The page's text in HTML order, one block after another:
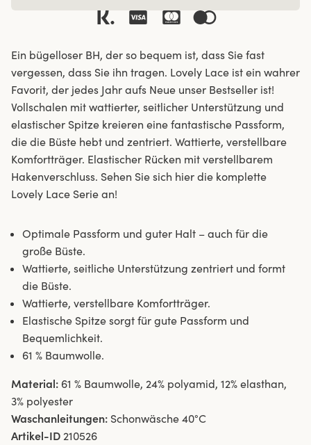
Ein bügelloser BH, der so bequem ist, dass Sie fast
vergessen, dass Sie ihn tragen. Lovely Lace ist ein wahrer
Favorit, der jedes Jahr aufs Neue unser Bestseller ist!
Vollschalen mit wattierter, seitlicher Unterstützung und
elastischer Spitze kreieren eine fantastische Passform,
die die Büste hebt und zentriert. Wattierte, verstellbare
Komfortträger. Elastischer Rücken mit verstellbarem
Hakenverschluss. Sehen Sie sich hier die komplette
Lovely Lace Serie an!
Optimale Passform und guter Halt – auch für die
große Büste.
Wattierte, seitliche Unterstützung zentriert und formt
die Büste.
Wattierte, verstellbare Komfortträger.
Elastische Spitze sorgt für gute Passform und
Bequemlichkeit.
61 % Baumwolle.
Material: 61 % Baumwolle, 24% polyamid, 12% elasthan,
3% polyester
Waschanleitungen: Schonwäsche 40°C
Artikel-ID 210526